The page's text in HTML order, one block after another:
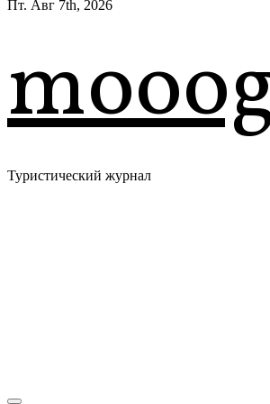
Пт. Авг 7th, 2026
Туристический журнал